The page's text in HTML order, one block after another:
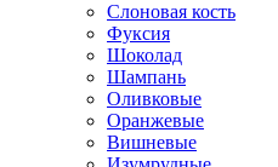
Слоновая кость
Фуксия
Шоколад
Шампань
Оливковые
Оранжевые
Вишневые